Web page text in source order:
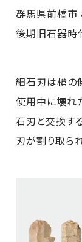
群馬県前橋市
後期旧石器時
細石刃は槍の
使用中に壊れ
石刃と交換す
刃が割り取ら